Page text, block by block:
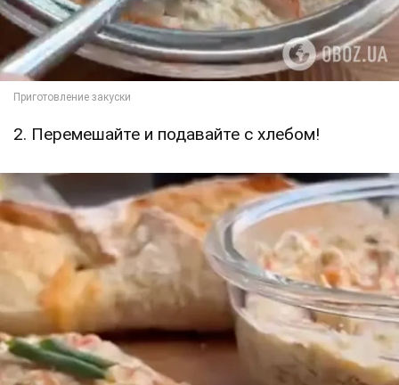
2. Перемешайте и подавайте с хлебом!